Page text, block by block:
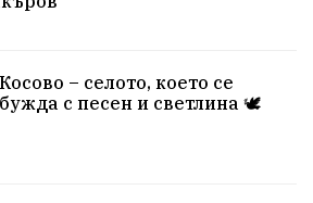
– селото, което се
с песен и светлина 🕊️